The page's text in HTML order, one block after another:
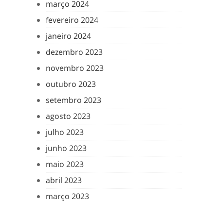
março 2024
fevereiro 2024
janeiro 2024
dezembro 2023
novembro 2023
outubro 2023
setembro 2023
agosto 2023
julho 2023
junho 2023
maio 2023
abril 2023
março 2023